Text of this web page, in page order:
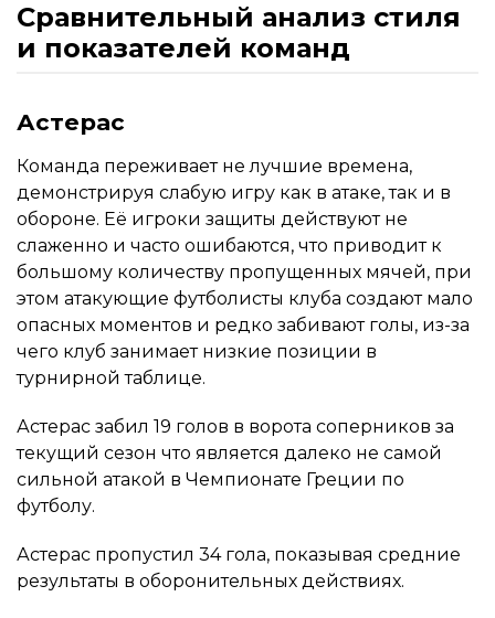
Сравнительный анализ стиля
и показателей команд
Астерас
Команда переживает не лучшие времена,
демонстрируя слабую игру как в атаке, так и в
обороне. Её игроки защиты действуют не
слаженно и часто ошибаются, что приводит к
большому количеству пропущенных мячей, при
этом атакующие футболисты клуба создают мало
опасных моментов и редко забивают голы, из-за
чего клуб занимает низкие позиции в
турнирной таблице.
Астерас забил 19 голов в ворота соперников за
текущий сезон что является далеко не самой
сильной атакой в Чемпионате Греции по
футболу.
Астерас пропустил 34 гола, показывая средние
результаты в оборонительных действиях.